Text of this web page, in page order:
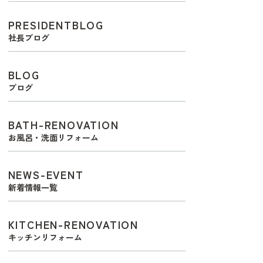
PRESIDENTBLOG
社長ブログ
BLOG
ブログ
BATH-RENOVATION
お風呂・洗面リフォーム
NEWS-EVENT
新着情報一覧
KITCHEN-RENOVATION
キッチンリフォーム